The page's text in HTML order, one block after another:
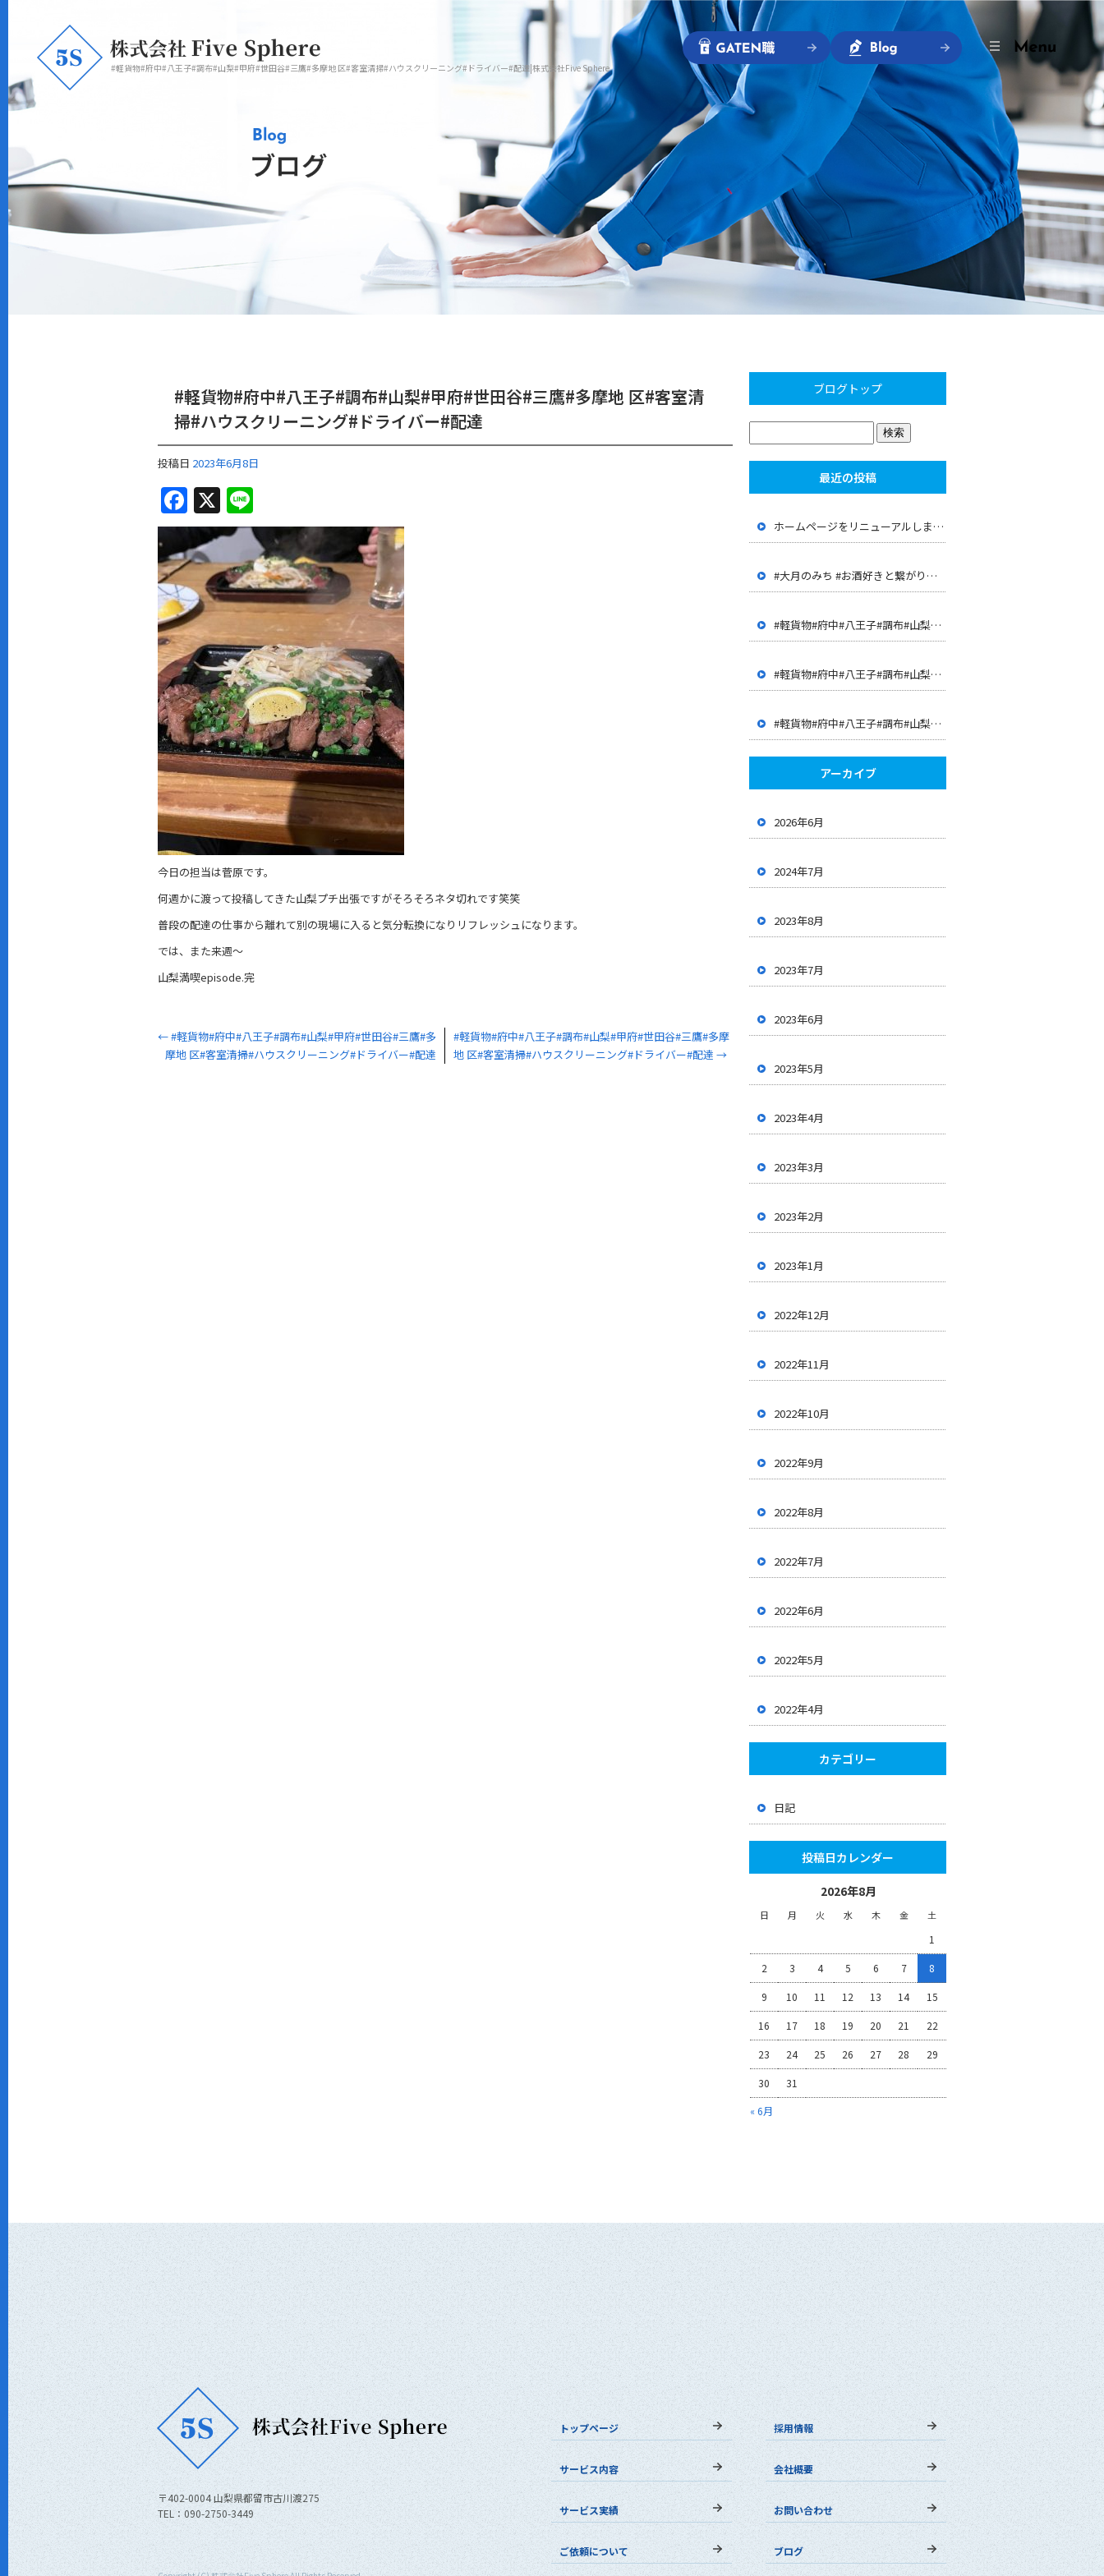
#軽貨物#府中#八王子#調布#山梨#甲府#世田谷#三鷹#多摩地 区#客室清掃#ハウスクリーニング#ドライバー#配達|株式会社Five Sphere
#軽貨物#府中#八王子#調布#山梨#甲府#世田谷#三鷹#多摩地 区#客室清
掃#ハウスクリーニング#ドライバー#配達
投稿日 2023年6月8日
F
a
c
e
b
o
o
k
X
n
e
今日の担当は菅原です。
何週かに渡って投稿してきた山梨プチ出張ですがそろそろネタ切れです笑笑
普段の配達の仕事から離れて別の現場に入ると気分転換になりリフレッシュになります。
では、また来週～
山梨満喫episode.完
←#軽貨物#府中#八王子#調布#山梨#甲府#世田谷#三鷹#多
摩地 区#客室清掃#ハウスクリーニング#ドライバー#配達
#軽貨物#府中#八王子#調布#山梨#甲府#世田谷#三鷹#多摩
地 区#客室清掃#ハウスクリーニング#ドライバー#配達 →
ブログトップ
最近の投稿
ホームページをリニューアルしました。
#大月のみち #お酒好きと繋がりたい #大月 #山梨 #店長が 経歴が面白い #JR大月駅 #上野原 #呑み屋
#軽貨物#府中#八王子#調布#山梨#甲府#世田谷#三鷹#多摩地 区#客室清掃#ハウスクリーニング#ドライバー#配達
#軽貨物#府中#八王子#調布#山梨#甲府#世田谷#三鷹#多摩地 区#客室清掃#ハウスクリーニング#ドライバー#配達
#軽貨物#府中#八王子#調布#山梨#甲府#世田谷#三鷹#多摩地 区#客室清掃#ハウスクリーニング#ドライバー#配達
アーカイブ
2026年6月
2024年7月
2023年8月
2023年7月
2023年6月
2023年5月
2023年4月
2023年3月
2023年2月
2023年1月
2022年12月
2022年11月
2022年10月
2022年9月
2022年8月
2022年7月
2022年6月
2022年5月
2022年4月
カテゴリー
日記
投稿日カレンダー
2026年8月
日 月 火 水 木 金 土
« 6月
1
2 3 4 5 6 7 8
9 10 11 12 13 14 15
16 17 18 19 20 21 22
23 24 25 26 27 28 29
30 31
トップページ
サービス内容
サービス実績
ご依頼について
採用情報
会社概要
お問い合わせ
ブログ
〒402-0004 山梨県都留市古川渡275
TEL：090-2750-3449